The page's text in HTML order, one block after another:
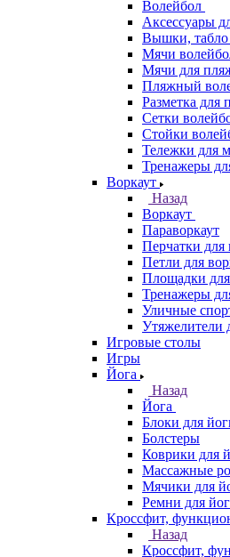
Волейбол
Аксессуары
Вышки, табло
Мячи
Мячи для
Пляжный
Разметка для
Сетки
Стойки
Тележки для
Тренажеры
Воркаут
Назад
Воркаут
Параворкаут
Перчатки для
Петли для
Площадки для
Тренажеры
Уличные
Утяжелители
Игровые столы
Игры
Йога
Назад
Йога
Блоки для
Болстеры
Коврики для
Массажные
Мячики для
Ремни для
Кроссфит,
Назад
Кроссфит,